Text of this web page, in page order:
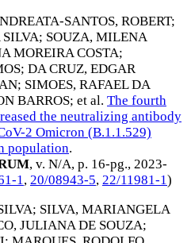
SANTOS, ROBERT;
; SOUZA, MILENA
MOREIRA COSTA;
; DA CRUZ, EDGAR
; SIMOES, RAFAEL DA
BARROS; et al. The fourth
the neutralizing antibody
2 Omicron (B.1.1.529)
population.
, v. N/A, p. 16-pg., 2023-
1 , 20/08943-5, 22/11981-1)
; SILVA, MARIANGELA
JULIANA DE SOUZA;